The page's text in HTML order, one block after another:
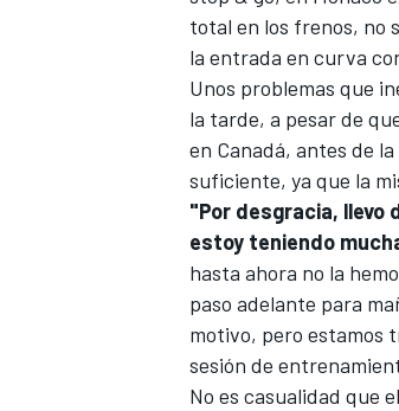
total en los frenos, no
la entrada en curva
Unos problemas que
la tarde, a pesar de
en Canadá, antes de
suficiente, ya que la
"Por desgracia, llevo
estoy teniendo
hasta ahora no la
paso adelante para
motivo, pero estamos
sesión de
No es casualidad que